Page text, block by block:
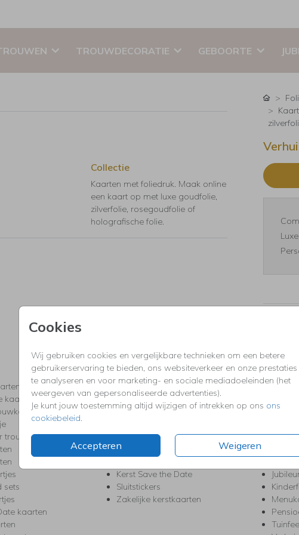
TROUWDECORATIE GEBOORTE
Cookies
Wij gebruiken cookies en vergelijkbare technieken om een betere
gebruikerservaring te bieden, ons websiteverkeer en onze prestaties
te analyseren en voor marketing- en sociale mediadoeleinden (het
weergeven van gepersonaliseerde advertenties).
Je kunt jouw toestemming altijd wijzigen of intrekken op ons ons
cookiebeleid.
Accepteren Weigeren
Collectie
Kaarten met foliedruk. Maak online
een kaart op met luxe goudfolie,
zilverfolie, rosegoudfolie of
holografische folie.
kaartjes
trouwkaarten
sets
kaarten
KERST
Kerstkaarten
Kerstborrel uitnodigingen
Kerstdiner uitnodigingen
Kerst trouwkaarten
Kerst-verhuiskaarten
Kerst Save the Date
Sluitstickers
Zakelijke kerstkaarten
FEEST